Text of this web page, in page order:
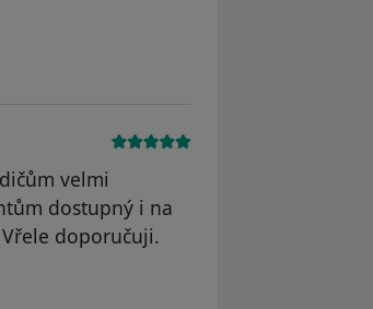
velmi
dostupný i na
doporučuji.